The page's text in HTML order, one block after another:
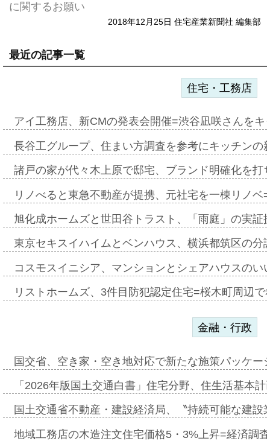
に関するお願い
2018年12月25日 住宅産業新聞社 編集部
最近の記事一覧
住宅・工務店
アイ工務店、新CMの発表会開催=渋谷凪咲さんを
長谷工グループ、住まい方調査を参考にキッチン
諸戸の家が代々木上原で邸宅、ブランド明確化を
リノべると東急不動産が提携、元社宅を一棟リノ
旭化成ホームズと世田谷トラスト、「雨庭」の実
東京セキスイハイムとベンハウス、横浜都筑区の
コスモスイニシア、マンションとシェアハウスの
リストホームズ、3件目防犯認定住宅=桜木町周辺
金融・行政
国交省、空き家・空き地対応で新たな施策パッケ
「2026年版国土交通白書」住宅分野、住生活基本
国土交通省不動産・建設経済局、〝持続可能な建
地域工務店の木造注文住宅価格5・3%上昇=経済調